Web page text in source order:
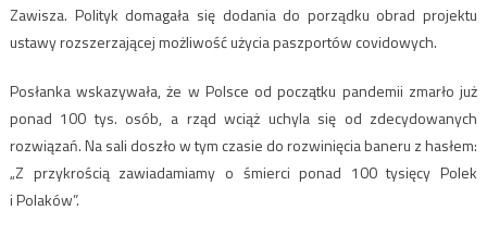
Zawisza. Polityk domagała się dodania do porządku obrad projektu
ustawy rozszerzającej możliwość użycia paszportów covidowych.
Posłanka wskazywała, że w Polsce od początku pandemii zmarło już
ponad 100 tys. osób, a rząd wciąż uchyla się od zdecydowanych
rozwiązań. Na sali doszło w tym czasie do rozwinięcia baneru z hasłem:
„Z przykrością zawiadamiamy o śmierci ponad 100 tysięcy Polek
i Polaków”.